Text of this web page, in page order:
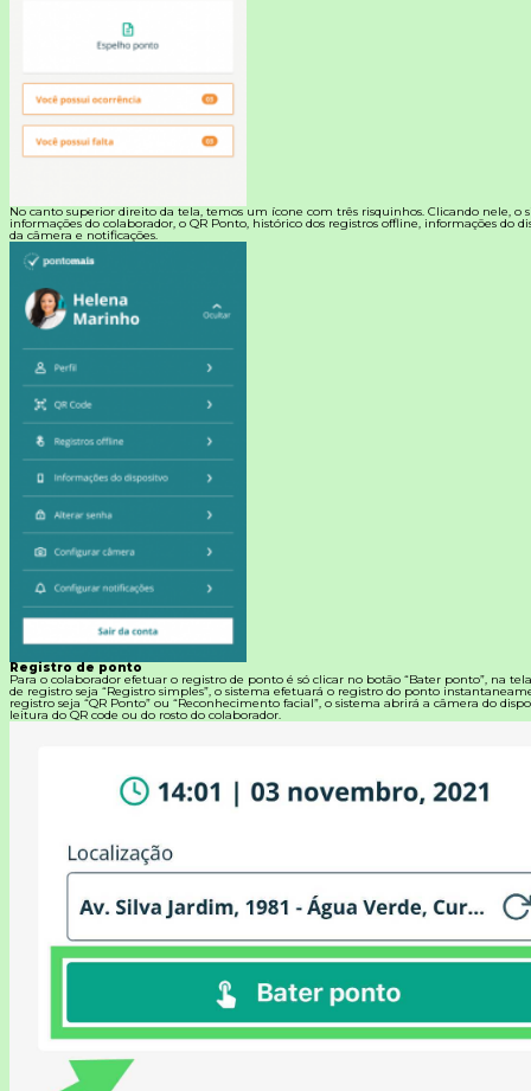
No canto superior direito da tela, temos um ícone com três risquinhos. Clicando nele, o
informações do colaborador, o QR Ponto, histórico dos registros offline, informações do
da câmera e notificações.
Registro de ponto
Para o colaborador efetuar o registro de ponto é só clicar no botão “Bater ponto”, na
de registro seja “Registro simples”, o sistema efetuará o registro do ponto
registro seja “QR Ponto” ou “Reconhecimento facial”, o sistema abrirá a câmera do
leitura do QR code ou do rosto do colaborador.